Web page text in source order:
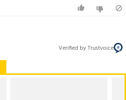
Verified by Trustvoice